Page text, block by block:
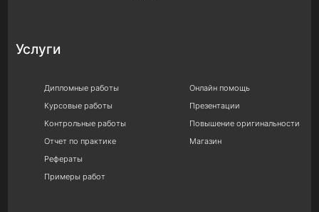
Услуги
Дипломные работы
Курсовые работы
Контрольные работы
Отчет по практике
Рефераты
Примеры работ
Онлайн помощь
Презентации
Повышение оригинальности
Магазин